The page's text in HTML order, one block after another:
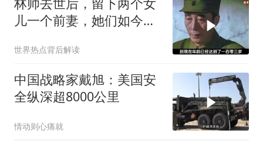
儿一个前妻，她们如今过
世界热点背后解读
中国战略家戴旭：美国安
全纵深超8000公里
情动则心痛就